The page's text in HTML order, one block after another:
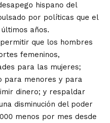
hispano del
por políticas que el
años.
que los hombres
femeninos,
para las mujeres;
para menores y para
dinero; y respaldar
disminución del poder
menos por mes desde